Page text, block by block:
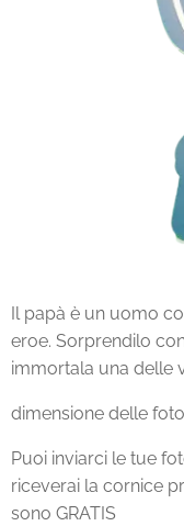
Il papà è un uomo
eroe. Sorprendilo
immortala una delle
dimensione delle
Puoi inviarci le tue
riceverai la cornice
sono GRATIS